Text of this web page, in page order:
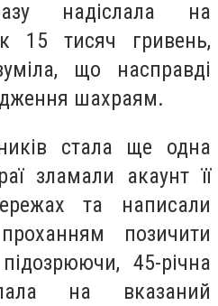
надіслала на
15 тисяч гривень,
що насправді
шахраям.
стала ще одна
зламали акаунт її
та написали
позичити
45-річна
на вказаний